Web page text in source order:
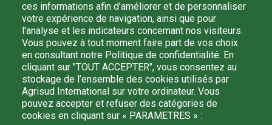
En m'inscrivant, je confirme avoir lu et compris lapolitique de
confidentialitéet j'accepte que mes données personnelles
soient traitées par Agrisud International afin de recevoir des
informations de sa part. Je peux me désinscrire à tout
moment en écrivant à : agrisud@agrisud.org.
ces informations afin d'améliorer et de personnaliser
votre expérience de navigation, ainsi que pour
l'analyse et les indicateurs concernant nos visiteurs.
Vous pouvez à tout moment faire part de vos choix
en consultant notre Politique de confidentialité. En
cliquant sur "TOUT ACCEPTER", vous consentez au
stockage de l’ensemble des cookies utilisés par
Agrisud International sur votre ordinateur. Vous
pouvez accepter et refuser des catégories de
cookies en cliquant sur « PARAMETRES » :